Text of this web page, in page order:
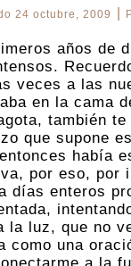
24 octubre, 2009
años de
veces a las
en la cama
también
que supone
había
por eso, por
días enteros
la luz, que no
como una